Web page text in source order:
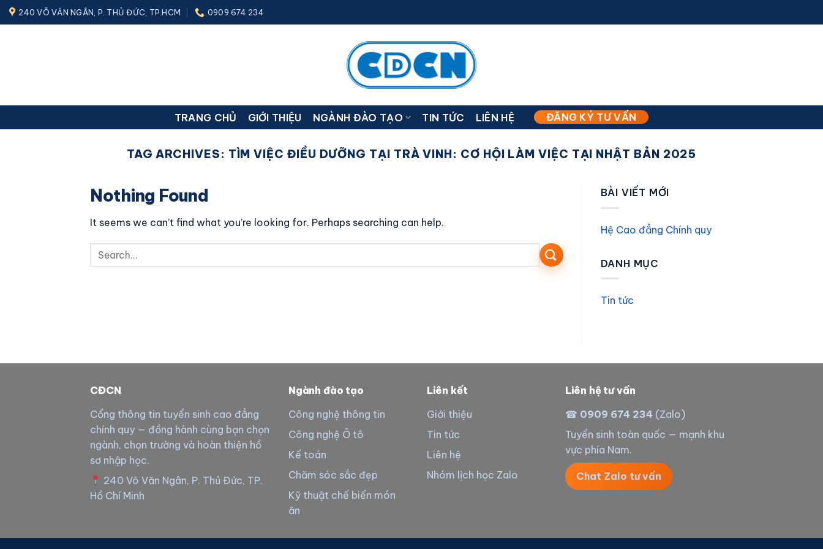
Skip
to
240 VÕ VĂN NGÂN, P. THỦ ĐỨC, TP.HCM 0909 674 234
TRANG CHỦ GIỚI THIỆU NGÀNH ĐÀO TẠO TIN TỨC LIÊN HỆ ĐĂNG KÝ TƯ VẤN
TAG ARCHIVES: TÌM VIỆC ĐIỀU DƯỠNG TẠI TRÀ VINH: CƠ HỘI LÀM VIỆC TẠI NHẬT BẢN 2025
Nothing Found
It seems we can’t find what you’re looking for. Perhaps searching can help.
BÀI VIẾT MỚI
Hệ Cao đẳng Chính quy
DANH MỤC
Tin tức
CĐCN
Cổng thông tin tuyển sinh cao đẳng
chính quy — đồng hành cùng bạn chọn
ngành, chọn trường và hoàn thiện hồ
sơ nhập học.
240 Võ Văn Ngân, P. Thủ Đức, TP.
Hồ Chí Minh
Ngành đào tạo
Công nghệ thông tin
Công nghệ Ô tô
Kế toán
Chăm sóc sắc đẹp
Kỹ thuật chế biến món
ăn
Liên kết
Giới thiệu
Tin tức
Liên hệ
Nhóm lịch học Zalo
Liên hệ tư vấn
☎ 0909 674 234(Zalo)
Tuyển sinh toàn quốc — mạnh khu
vực phía Nam.
Chat Zalo tư vấn